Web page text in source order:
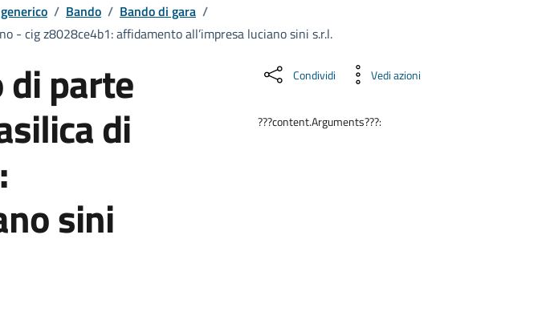
/ Bando / Bando di gara /
- cig z8028ce4b1: affidamento all’impresa luciano sini s.r.l.
parte
di
sini
Condividi Vedi azioni
???content.Arguments???: